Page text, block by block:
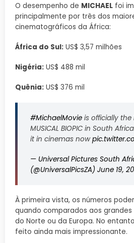
O desempenho de MICHAEL foi
principalmente por três dos
cinematográficos da África:
África do Sul: US$ 3,57 milhões
Nigéria: US$ 488 mil
Quênia: US$ 376 mil
#MichaelMovie is officially the
MUSICAL BIOPIC in South
it in cinemas now
— Universal Pictures South
(@UniversalPicsZA) June 19,
À primeira vista, os números
quando comparados aos
do Norte ou da Europa. No
feito ainda mais impressionante.